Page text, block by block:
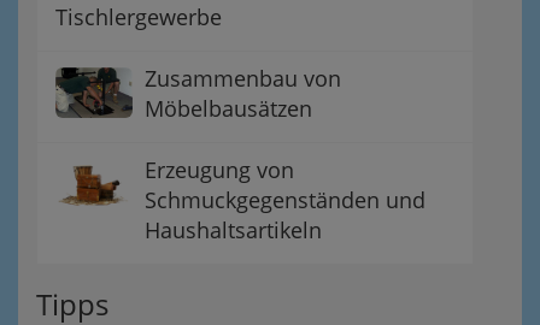
Tischlergewerbe
Zusammenbau von
Möbelbausätzen
Erzeugung von
Schmuckgegenständen und
Haushaltsartikeln
Tipps